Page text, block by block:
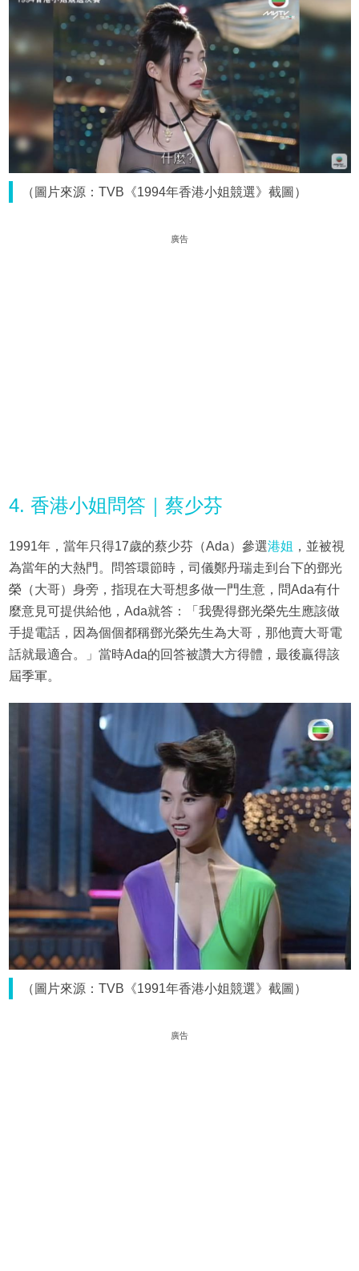
（圖片來源：TVB《1994年香港小姐競選》截圖）
廣告
4. 香港小姐問答｜蔡少芬
1991年，當年只得17歲的蔡少芬（Ada）參選港姐 ，並被視
為當年的大熱門。問答環節時，司儀鄭丹瑞走到台下的鄧光
榮（大哥）身旁，指現在大哥想多做一門生意，問Ada有什
麼意見可提供給他，Ada就答：「我覺得鄧光榮先生應該做
手提電話，因為個個都稱鄧光榮先生為大哥，那他賣大哥電
話就最適合。」當時Ada的回答被讚大方得體，最後贏得該
屆季軍。
（圖片來源：TVB《1991年香港小姐競選》截圖）
廣告